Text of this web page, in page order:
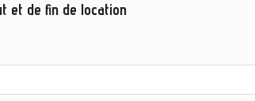
et de fin de location